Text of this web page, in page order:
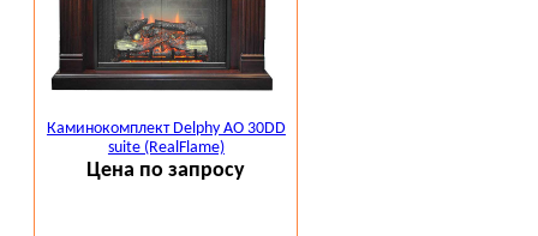
Каминокомплект Delphy AO 30DD
suite (RealFlame)
Цена по запросу